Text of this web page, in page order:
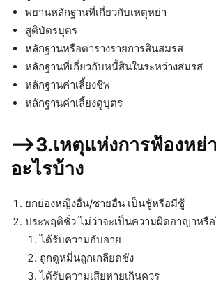
พยานหลักฐานที่เกี่ยวกับเหตุหย่า
สูติบัตรบุตร
หลักฐานหรือตารางรายการสินสมรส
หลักฐานที่เกี่ยวกับหนี้สินในระหว่างสมรส
หลักฐานค่าเลี้ยงชีพ
หลักฐานค่าเลี้ยงดูบุตร
–>3.เหตุแห่งการฟ้องหย่
อะไรบ้าง
ยกย่องหญิงอื่น/ชายอื่น เป็นชู้หรือมีชู้
ประพฤติชั่ว ไม่ว่าจะเป็นความผิดอาญาหรื
ได้รับความอับอาย
ถูกดูหมิ่นถูกเกลียดชัง
ได้รับความเสียหายเกินควร